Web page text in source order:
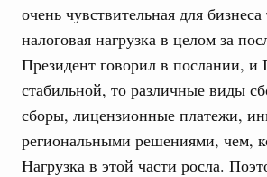
очень чувствительная для
налоговая нагрузка в целом за
Президент говорил в послании, и
стабильной, то различные виды
сборы, лицензионные платежи,
региональными решениями, чем,
Нагрузка в этой части росла.